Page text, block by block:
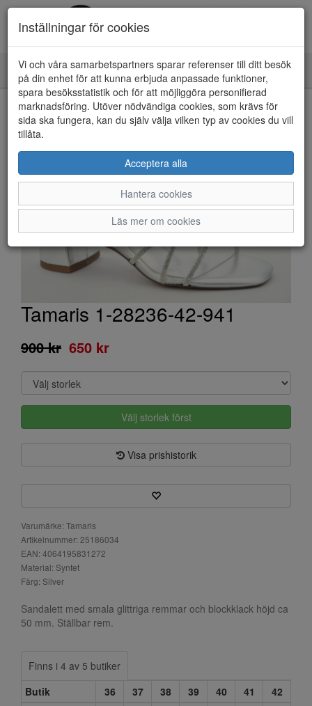
Toggle
navigation
HEM
Tamaris 1-28236-42-941
900 kr 650 kr
Välj storlek först
Visa prishistorik
Varumärke: Tamaris
Artikelnummer: 25186034
EAN: 4064195831272
Material: Syntet
Färg: Silver
Sandalett med smala glittriga remmar och blockklack höjd ca
50 mm. Ställbar rem.
Finns i 4 av 5 butiker
Butik
36 37 38 39 40 41
42
Inställningar för cookies
Vi och våra samarbetspartners sparar referenser till ditt besök
på din enhet för att kunna erbjuda anpassade funktioner,
spara besöksstatistik och för att möjliggöra personifierad
marknadsföring. Utöver nödvändiga cookies, som krävs för
sida ska fungera, kan du själv välja vilken typ av cookies du vill
tillåta.
Acceptera alla
Hantera cookies
Läs mer om cookies